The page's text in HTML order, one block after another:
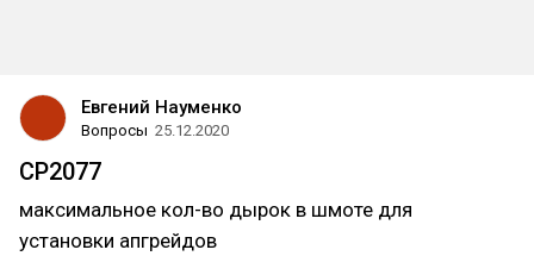
Евгений Науменко
Вопросы 25.12.2020
CP2077
максимальное кол-во дырок в шмоте для
установки апгрейдов